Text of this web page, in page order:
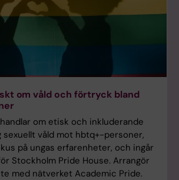
om våld och förtryck bland
om etisk och inkluderande
sexuellt våld mot hbtq+-personer,
på ungas erfarenheter, och ingår
Stockholm Pride House. Arrangör
med nätverket Academic Pride.